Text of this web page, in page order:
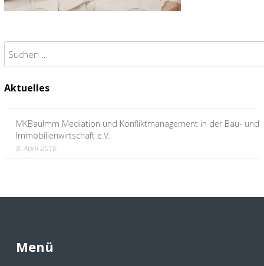
nach:
Aktuelles
MKBauImm Mediation und Konfliktmanagement in der Bau- und
Immobilienwirtschaft e.V.
8. April 2016
Menü